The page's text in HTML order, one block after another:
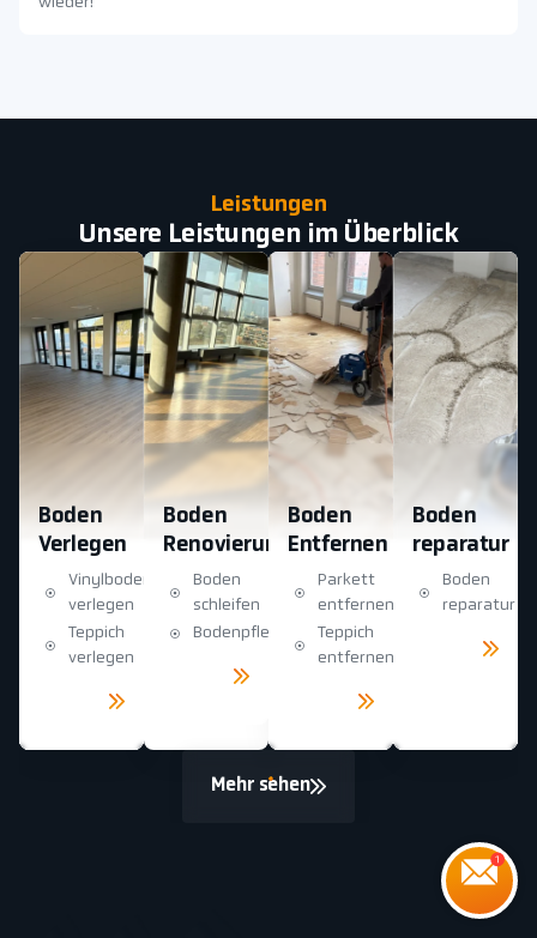
Leistungen
Unsere Leistungen im Überblick
Boden
Verlegen
Vinylboden
verlegen
Teppich
verlegen
Boden
Renovierung
Boden
schleifen
Bodenpflege
Boden
Entfernen
Parkett
entfernen
Teppich
entfernen
Boden
reparatur
Boden
reparatur
Mehr sehen